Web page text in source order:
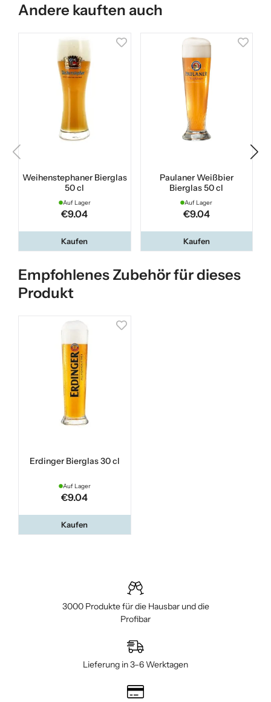
Andere kauften auch
Weihenstephaner Bierglas
50 cl
Auf Lager
€9.04
Kaufen
Paulaner Weißbier
Bierglas 50 cl
Auf Lager
€9.04
Kaufen
Empfohlenes Zubehör für dieses
Produkt
Erdinger Bierglas 30 cl
Auf Lager
€9.04
Kaufen
3000 Produkte für die Hausbar und die
Profibar
Lieferung in 3–6 Werktagen